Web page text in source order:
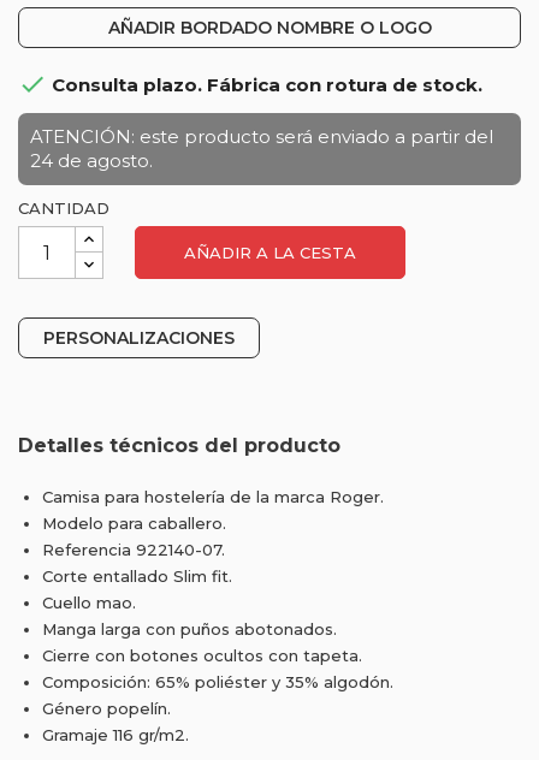
AÑADIR BORDADO NOMBRE O LOGO
 Consulta plazo. Fábrica con rotura de stock.
ATENCIÓN: este producto será enviado a partir del
24 de agosto.
CANTIDAD
AÑADIR A LA CESTA
PERSONALIZACIONES
Detalles técnicos del producto
Camisa para hostelería de la marca Roger.
Modelo para caballero.
Referencia 922140-07.
Corte entallado Slim fit.
Cuello mao.
Manga larga con puños abotonados.
Cierre con botones ocultos con tapeta.
Composición: 65% poliéster y 35% algodón.
Género popelín.
Gramaje 116 gr/m2.